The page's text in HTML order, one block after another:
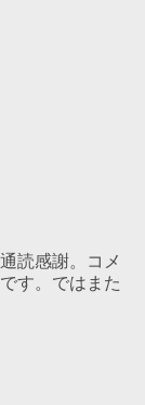
読感謝。コメ
す。ではまた